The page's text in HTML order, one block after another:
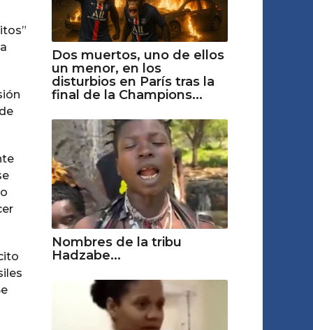
Dos muertos, uno de ellos
un menor, en los
disturbios en París tras la
final de la Champions...
Nombres de la tribu
Hadzabe...